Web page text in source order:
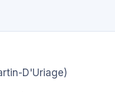
D'Uriage)